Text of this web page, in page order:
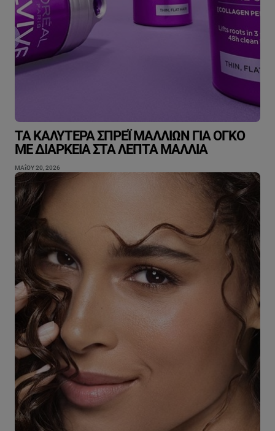
ΤΑ ΚΑΛΎΤΕΡΑ ΣΠΡΈΙ ΜΑΛΛΙΏΝ ΓΙΑ ΌΓΚΟ
ΜΕ ΔΙΆΡΚΕΙΑ ΣΤΑ ΛΕΠΤΆ ΜΑΛΛΙΆ
ΜΑΐΟΥ 20, 2026